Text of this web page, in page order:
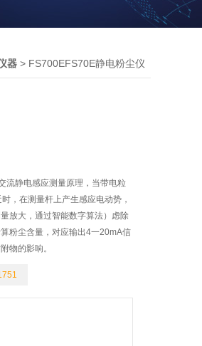
器 > FS700EFS70E静电粉尘仪
流静电感应测量原理，当带电粒
，在测量杆上产生感应电动势，
放大，通过智能数字算法）虑除
粉尘含量，对应输出4一20mA信
物的影响。